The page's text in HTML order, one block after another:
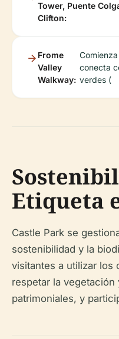
Tower, Puente
Clifton:
Frome
Valley
Walkway:
conecta
verdes (
Etiqueta
Castle Park se
sostenibilidad y la
visitantes a utilizar los
respetar la
patrimoniales, y